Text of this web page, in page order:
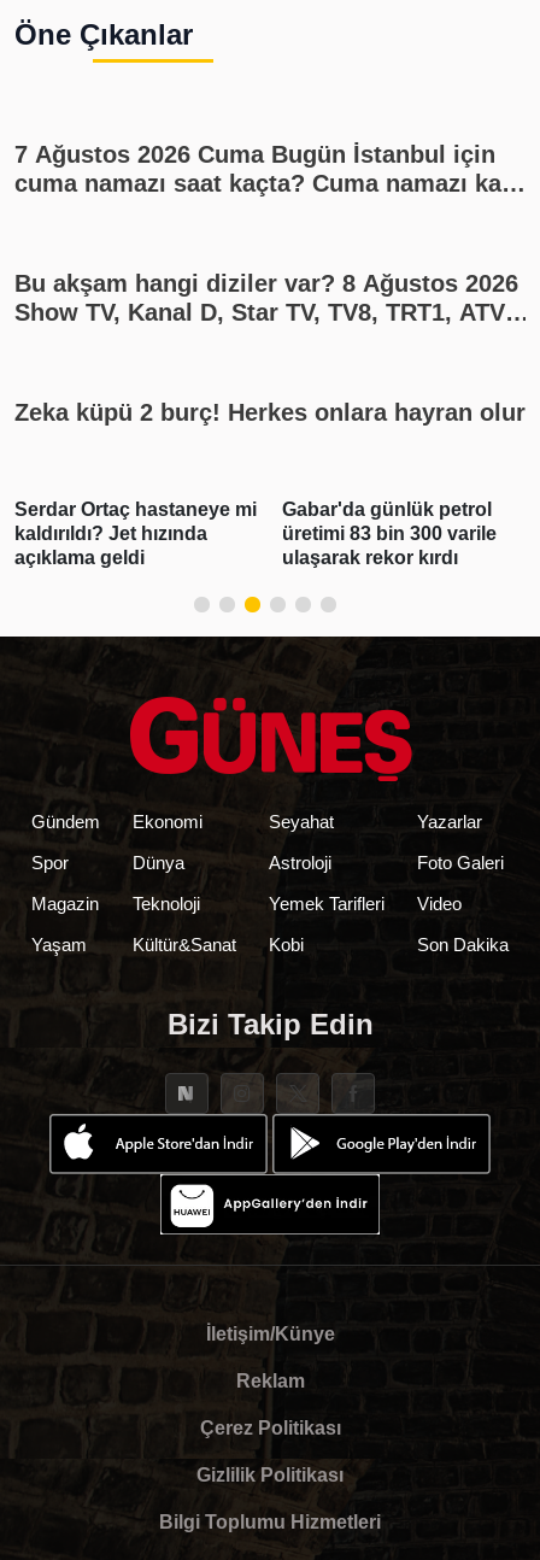
Öne Çıkanlar
7 Ağustos 2026 Cuma Bugün İstanbul için
cuma namazı saat kaçta? Cuma namazı kaç
Bu akşam hangi diziler var? 8 Ağustos 2026
Show TV, Kanal D, Star TV, TV8, TRT1, ATV
Zeka küpü 2 burç! Herkes onlara hayran olur
Serdar Ortaç hastaneye mi
kaldırıldı? Jet hızında
açıklama geldi
Gabar'da günlük petrol
üretimi 83 bin 300 varile
ulaşarak rekor kırdı
Gündem
Spor
Magazin
Yaşam
Ekonomi
Dünya
Teknoloji
Kültür&Sanat
Seyahat
Astroloji
Yemek Tarifleri
Kobi
Yazarlar
Foto Galeri
Video
Son Dakika
Bizi Takip Edin
İletişim/Künye
Reklam
Çerez Politikası
Gizlilik Politikası
Bilgi Toplumu Hizmetleri